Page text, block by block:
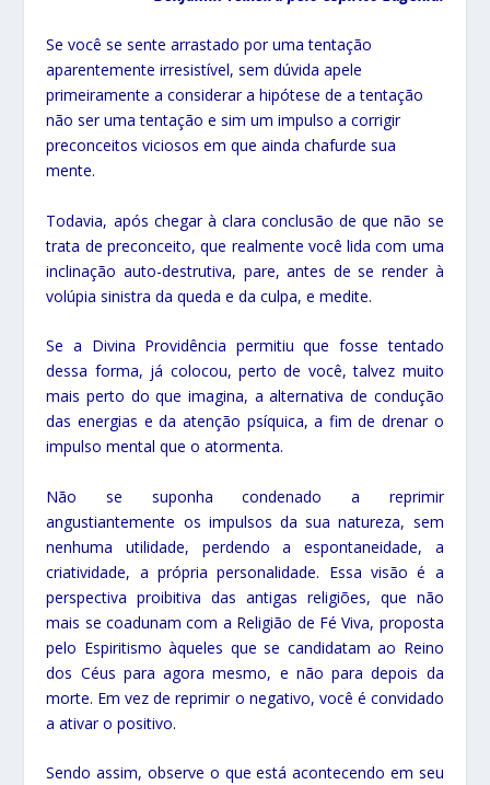
Se você se sente arrastado por uma tentação
aparentemente irresistível, sem dúvida apele
primeiramente a considerar a hipótese de a tentação
não ser uma tentação e sim um impulso a corrigir
preconceitos viciosos em que ainda chafurde sua
mente.
Todavia, após chegar à clara conclusão de que não se
trata de preconceito, que realmente você lida com uma
inclinação auto-destrutiva, pare, antes de se render à
volúpia sinistra da queda e da culpa, e medite.
Se a Divina Providência permitiu que fosse tentado
dessa forma, já colocou, perto de você, talvez muito
mais perto do que imagina, a alternativa de condução
das energias e da atenção psíquica, a fim de drenar o
impulso mental que o atormenta.
Não se suponha condenado a reprimir
angustiantemente os impulsos da sua natureza, sem
nenhuma utilidade, perdendo a espontaneidade, a
criatividade, a própria personalidade. Essa visão é a
perspectiva proibitiva das antigas religiões, que não
mais se coadunam com a Religião de Fé Viva, proposta
pelo Espiritismo àqueles que se candidatam ao Reino
dos Céus para agora mesmo, e não para depois da
morte. Em vez de reprimir o negativo, você é convidado
a ativar o positivo.
Sendo assim, observe o que está acontecendo em seu